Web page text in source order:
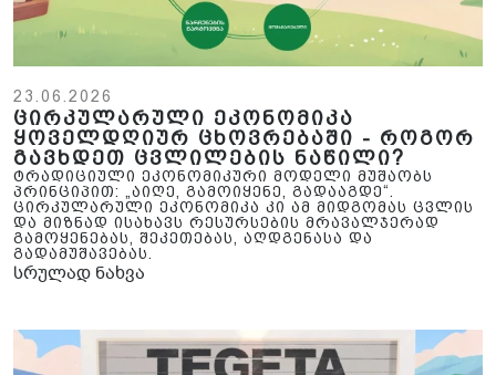
23.06.2026
ცირკულარული ეკონომიკა
ყოველდღიურ ცხოვრებაში - როგორ
გავხდეთ ცვლილების ნაწილი?
ტრადიციული ეკონომიკური მოდელი მუშაობს
პრინციპით: „აიღე, გამოიყენე, გადააგდე“.
ცირკულარული ეკონომიკა კი ამ მიდგომას ცვლის
და მიზნად ისახავს რესურსების მრავალჯერად
გამოყენებას, შეკეთებას, აღდგენასა და
გადამუშავებას.
სრულად ნახვა